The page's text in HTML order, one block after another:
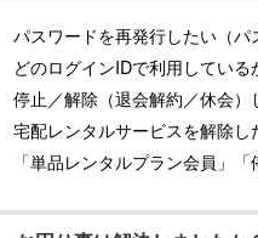
パスワードを再発行したい（パ
どのログインIDで利用している
停止／解除（退会解約／休会
宅配レンタルサービスを解除し
「単品レンタルプラン会員」